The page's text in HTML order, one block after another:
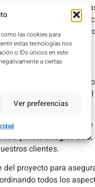
las cookies para
estas tecnologías nos
o IDs únicos en este
a ciertas
Ver preferencias
La generación de
volátil. Además,
a inversores
estratégico para
hasta la gestión integral
del proceso.
, asegurándose de
y metodologías ECO
clientes.
del proyecto para
todos los